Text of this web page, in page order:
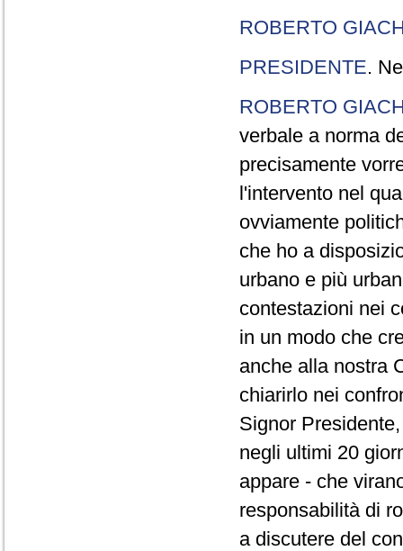
ROBERTO
PRESIDENTE.
ROBERTO
verbale a norma
precisamente
l'intervento nel
ovviamente
che ho a
urbano e più
contestazioni nei
in un modo che
anche alla nostra
chiarirlo nei
Signor
negli ultimi 20
appare - che
responsabilità di
a discutere del